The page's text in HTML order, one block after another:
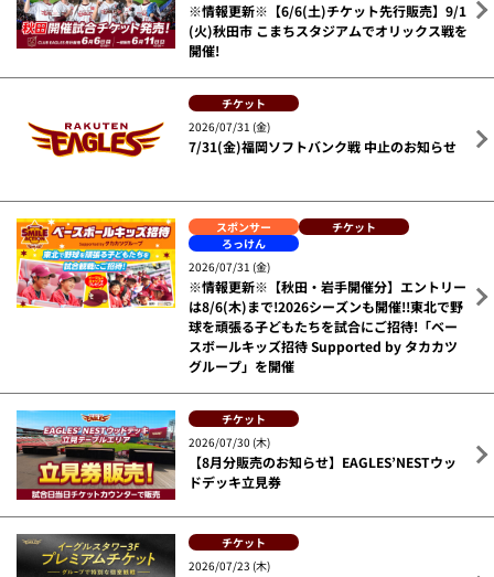
※情報更新※【6/6(土)チケット先行販売】9/1
(火)秋田市 こまちスタジアムでオリックス戦を
開催!
チケット
2026/07/31 (金)
7/31(金)福岡ソフトバンク戦 中止のお知らせ
スポンサー
チケット
ろっけん
2026/07/31 (金)
※情報更新※【秋田・岩手開催分】エントリー
は8/6(木)まで!2026シーズンも開催!!東北で野
球を頑張る子どもたちを試合にご招待!「ベー
スボールキッズ招待 Supported by タカカツ
グループ」を開催
チケット
2026/07/30 (木)
【8月分販売のお知らせ】EAGLES’NESTウッ
ドデッキ立見券
チケット
2026/07/23 (木)